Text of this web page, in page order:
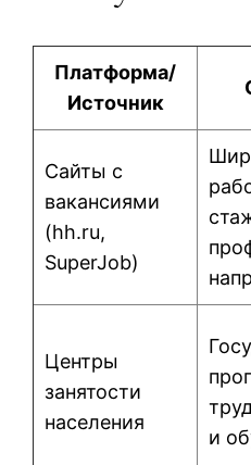
Платформа/
Источник
Сайты с
вакансиями
(hh.ru,
SuperJob)
Центры
занятости
населения
и